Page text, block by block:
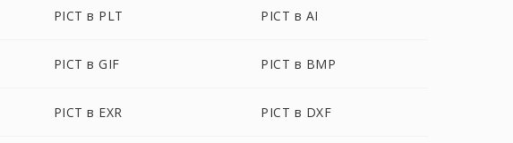
PICT в PLT PICT в AI
PICT в GIF PICT в BMP
PICT в EXR PICT в DXF